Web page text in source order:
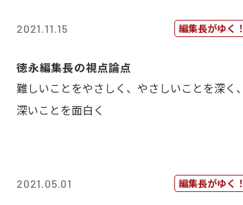
2021.11.15 編集長がゆく！
徳永編集長の視点論点
難しいことをやさしく、やさしいことを深く、
深いことを面白く
2021.05.01 編集長がゆく！